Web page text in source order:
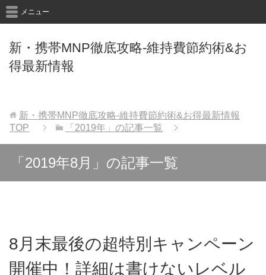
新・携帯MNP徹底攻略-維持費節約術&お
得最新情報
メニュー
新・携帯MNP徹底攻略-維持費節約術&お得最新情報
TOP
「2019年」の記事一覧
「2019年8月」の記事一覧
8月末最後の超特別キャンペーン
開催中！詳細は書けないレベル